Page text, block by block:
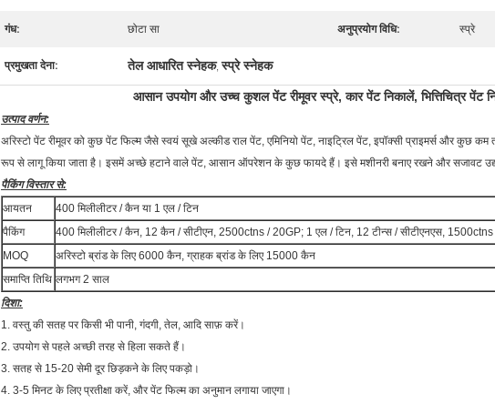
गंध: छोटा सा अनुप्रयोग विधि: स्प्रे
प्रमुखता देना: तेल आधारित स्नेहक,स्प्रे स्नेहक
आसान उपयोग और उच्च कुशल पेंट रीमूवर स्प्रे, कार पेंट निकालें, भित्तिचित्र पेंट
उत्पाद वर्णन:
अरिस्टो पेंट रीमूवर को कुछ पेंट फिल्म जैसे स्वयं सूखे अल्कीड राल पेंट, एमिनियो पेंट, नाइट्रिल पेंट, इपॉक्सी प्राइमर्स और कुछ कम
रूप से लागू किया जाता है। इसमें अच्छे हटाने वाले पेंट, आसान ऑपरेशन के कुछ फायदे हैं। इसे मशीनरी बनाए रखने और सजावट
पैकिंग विस्तार से:
आयतन
400 मिलीलीटर / कैन या 1 एल / टिन
पैकिंग
400 मिलीलीटर / कैन, 12 कैन / सीटीएन, 2500ctns / 20GP; 1 एल / टिन, 12 टीन्स / सीटीएनएस,
MOQ
अरिस्टो ब्रांड के लिए 6000 कैन, ग्राहक ब्रांड के लिए 15000 कैन
समाप्ति तिथि लगभग 2 साल
दिशा:
1. वस्तु की सतह पर किसी भी पानी, गंदगी, तेल, आदि साफ़ करें।
2. उपयोग से पहले अच्छी तरह से हिला सकते हैं।
3. सतह से 15-20 सेमी दूर छिड़कने के लिए पकड़ो।
4. 3-5 मिनट के लिए प्रतीक्षा करें, और पेंट फिल्म का अनुमान लगाया जाएगा।